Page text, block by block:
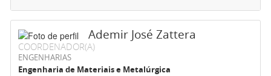
Ademir José Zattera
COORDENADOR(A)
ENGENHARIAS
Engenharia de Materiais e Metalúrgica